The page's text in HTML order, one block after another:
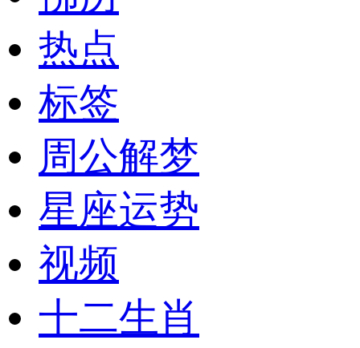
热点
标签
周公解梦
星座运势
视频
十二生肖